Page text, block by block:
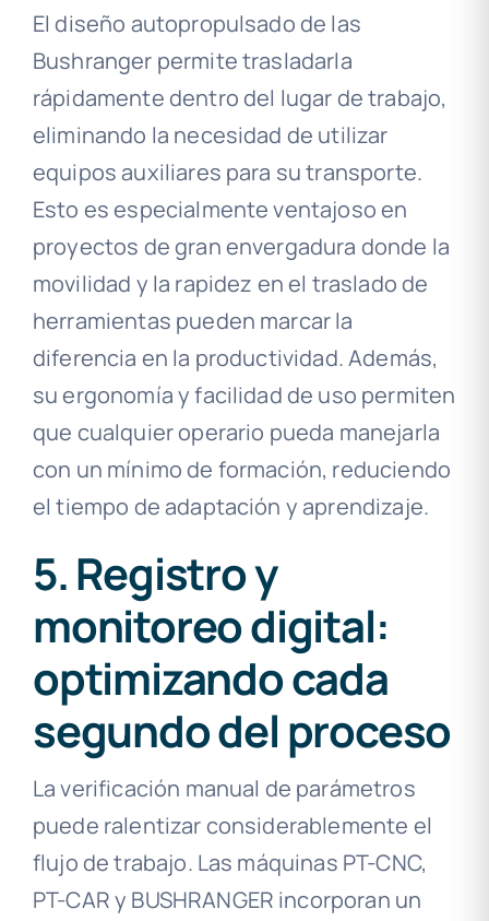
El diseño autopropulsado de las
Bushranger permite trasladarla
rápidamente dentro del lugar de trabajo,
eliminando la necesidad de utilizar
equipos auxiliares para su transporte.
Esto es especialmente ventajoso en
proyectos de gran envergadura donde la
movilidad y la rapidez en el traslado de
herramientas pueden marcar la
diferencia en la productividad. Además,
su ergonomía y facilidad de uso permiten
que cualquier operario pueda manejarla
con un mínimo de formación, reduciendo
el tiempo de adaptación y aprendizaje.
5. Registro y
monitoreo digital:
optimizando cada
segundo del proceso
La verificación manual de parámetros
puede ralentizar considerablemente el
flujo de trabajo. Las máquinas PT-CNC,
PT-CAR y BUSHRANGER incorporan un